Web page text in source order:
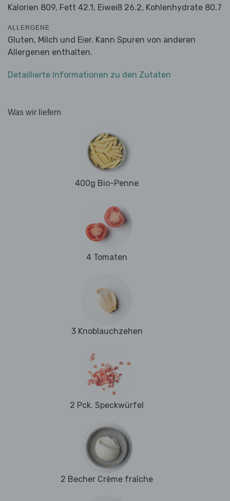
Kalorien 809, Fett 42.1, Eiweiß 26.2, Kohlenhydrate 80.7
ALLERGENE
Gluten, Milch und Eier. Kann Spuren von anderen
Allergenen enthalten.
Detaillierte Informationen zu den Zutaten
Was wir liefern
400g Bio-Penne
4 Tomaten
3 Knoblauchzehen
2 Pck. Speckwürfel
2 Becher Crème fraîche